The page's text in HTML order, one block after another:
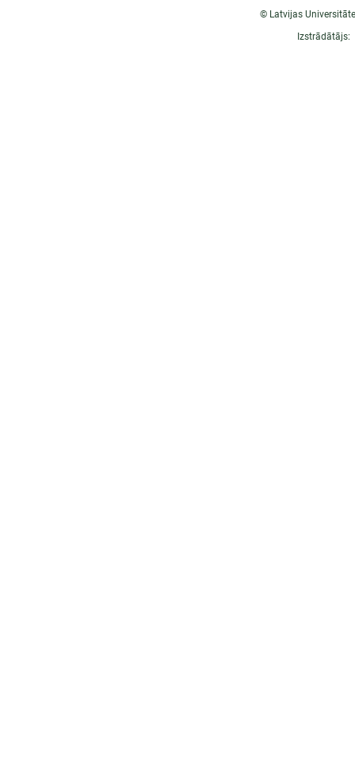
© Latvijas
Izstrādātājs: